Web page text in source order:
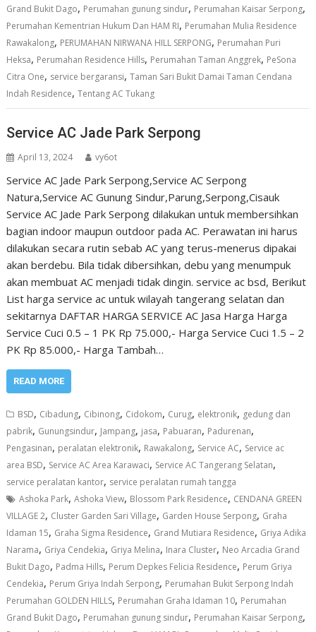
Grand Bukit Dago, Perumahan gunung sindur, Perumahan Kaisar Serpong,
Perumahan Kementrian Hukum Dan HAM RI, Perumahan Mulia Residence
Rawakalong, PERUMAHAN NIRWANA HILL SERPONG, Perumahan Puri
Heksa, Perumahan Residence Hills, Perumahan Taman Anggrek, PeSona
Citra One, service bergaransi,Taman Sari Bukit Damai Taman Cendana
Indah Residence,Tentang AC Tukang
Service AC Jade Park Serpong
April 13, 2024 vy6ot
Service AC Jade Park Serpong,Service AC Serpong
Natura,Service AC Gunung Sindur,Parung,Serpong,Cisauk
Service AC Jade Park Serpong dilakukan untuk membersihkan
bagian indoor maupun outdoor pada AC. Perawatan ini harus
dilakukan secara rutin sebab AC yang terus-menerus dipakai
akan berdebu. Bila tidak dibersihkan, debu yang menumpuk
akan membuat AC menjadi tidak dingin. service ac bsd, Berikut
List harga service ac untuk wilayah tangerang selatan dan
sekitarnya DAFTAR HARGA SERVICE AC Jasa Harga Harga
Service Cuci 0.5 – 1 PK Rp 75.000,- Harga Service Cuci 1.5 – 2
PK Rp 85.000,- Harga Tambah…
READ MORE
BSD, Cibadung, Cibinong, Cidokom, Curug, elektronik, gedung dan
pabrik, Gunungsindur, Jampang, jasa, Pabuaran, Padurenan,
Pengasinan, peralatan elektronik, Rawakalong, Service AC, Service ac
area BSD, Service AC Area Karawaci, Service AC Tangerang Selatan,
service peralatan kantor, service peralatan rumah tangga
Ashoka Park,Ashoka View, Blossom Park Residence, CENDANA GREEN
VILLAGE 2, Cluster Garden Sari Village, Garden House Serpong, Graha
Idaman 15, Graha Sigma Residence, Grand Mutiara Residence, Griya Adika
Narama, Griya Cendekia, Griya Melina, Inara Cluster, Neo Arcadia Grand
Bukit Dago, Padma Hills, Perum Depkes Felicia Residence, Perum Griya
Cendekia, Perum Griya Indah Serpong, Perumahan Bukit Serpong Indah
Perumahan GOLDEN HILLS, Perumahan Graha Idaman 10, Perumahan
Grand Bukit Dago, Perumahan gunung sindur, Perumahan Kaisar Serpong,